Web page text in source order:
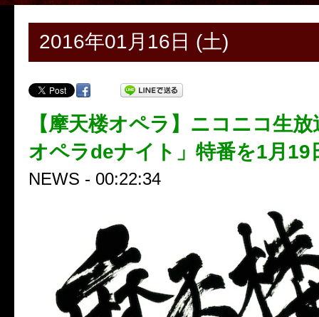
2016年01月16日 (土)
【摩天楼オペラ】ニコニコ生
オペラdeナイト」特番を1月19
NEWS - 00:22:34